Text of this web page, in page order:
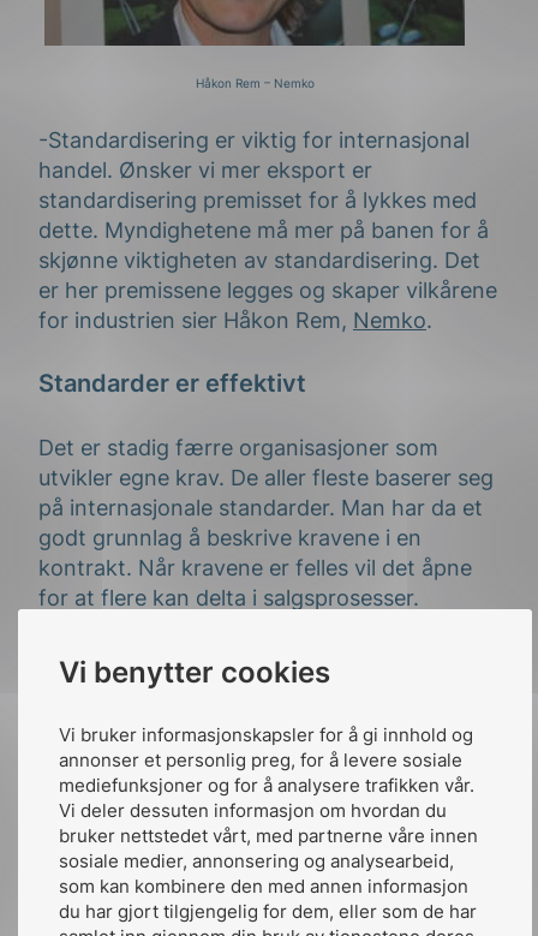
Vi benytter cookies
Vi bruker informasjonskapsler for å gi innhold og
annonser et personlig preg, for å levere sosiale
mediefunksjoner og for å analysere trafikken vår.
Vi deler dessuten informasjon om hvordan du
bruker nettstedet vårt, med partnerne våre innen
sosiale medier, annonsering og analysearbeid,
som kan kombinere den med annen informasjon
du har gjort tilgjengelig for dem, eller som de har
Håkon Rem – Nemko
-Standardisering er viktig for internasjonal
handel. Ønsker vi mer eksport er
standardisering premisset for å lykkes med
dette. Myndighetene må mer på banen for å
skjønne viktigheten av standardisering. Det
er her premissene legges og skaper vilkårene
for industrien sier Håkon Rem, Nemko.
Standarder er effektivt
Det er stadig færre organisasjoner som
utvikler egne krav. De aller fleste baserer seg
på internasjonale standarder. Man har da et
godt grunnlag å beskrive kravene i en
kontrakt. Når kravene er felles vil det åpne
for at flere kan delta i salgsprosesser.
mindre tid vil gå med til å beskrive egne krav
og man er sikret at tjenester og produkter